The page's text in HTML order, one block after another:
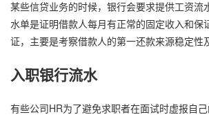
某些信贷业务的时候，银行会要求提供工资流
水单是证明借款人每月有正常的固定收入和保
证，主要是考察借款人的第一还款来源稳定性
入职银行流水
有些公司HR为了避免求职者在面试时虚报自